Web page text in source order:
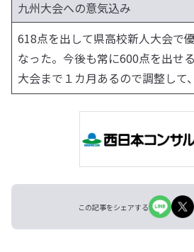
九州大会への意気込み
618点を出して県高校新人大会で
なった。今後も常に600点を出せ
大会まで１カ月あるので調整して
この記事をシェアする